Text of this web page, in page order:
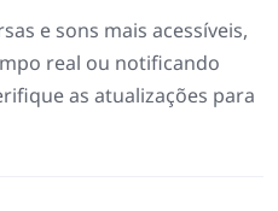
e sons mais acessíveis,
real ou notificando
as atualizações para